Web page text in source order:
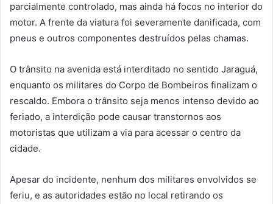
parcialmente controlado, mas ainda há focos no interior do
motor. A frente da viatura foi severamente danificada, com
pneus e outros componentes destruídos pelas chamas.
O trânsito na avenida está interditado no sentido Jaraguá,
enquanto os militares do Corpo de Bombeiros finalizam o
rescaldo. Embora o trânsito seja menos intenso devido ao
feriado, a interdição pode causar transtornos aos
motoristas que utilizam a via para acessar o centro da
cidade.
Apesar do incidente, nenhum dos militares envolvidos se
feriu, e as autoridades estão no local retirando os